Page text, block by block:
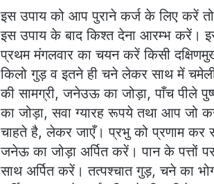
इस उपाय को आप पुराने कर्ज के लिए करें
इस उपाय के बाद किश्त देना आरम्भ करें।
प्रथम मंगलवार का चयन करें किसी
किलो गुड़ व इतने ही चने लेकर साथ में
की सामग्री, जनेउऊ का जोड़ा, पाँच पीले
का जोड़ा, सवा ग्यारह रूपये तथा आप जो
चाहते है, लेकर जाएँ। प्रभु को प्रणाम कर
जनेऊ का जोड़ा अर्पित करें। पान के पत्तों
साथ अर्पित करें। तत्पश्चात गुड़, चने का